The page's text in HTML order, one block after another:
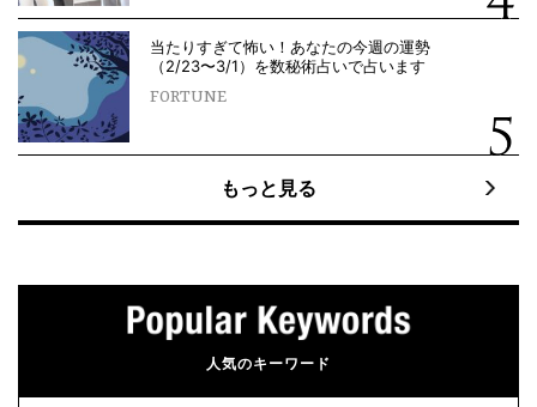
当たりすぎて怖い！あなたの今週の運勢
（2/23〜3/1）を数秘術占いで占います
FORTUNE
もっと見る
人気のキーワード